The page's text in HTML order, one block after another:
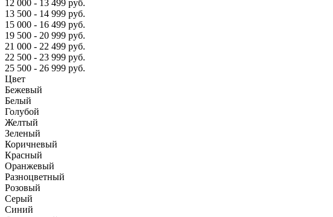
12 000 - 13 499 руб.
13 500 - 14 999 руб.
15 000 - 16 499 руб.
19 500 - 20 999 руб.
21 000 - 22 499 руб.
22 500 - 23 999 руб.
25 500 - 26 999 руб.
Цвет
Бежевый
Белый
Голубой
Желтый
Зеленый
Коричневый
Красный
Оранжевый
Разноцветный
Розовый
Серый
Синий